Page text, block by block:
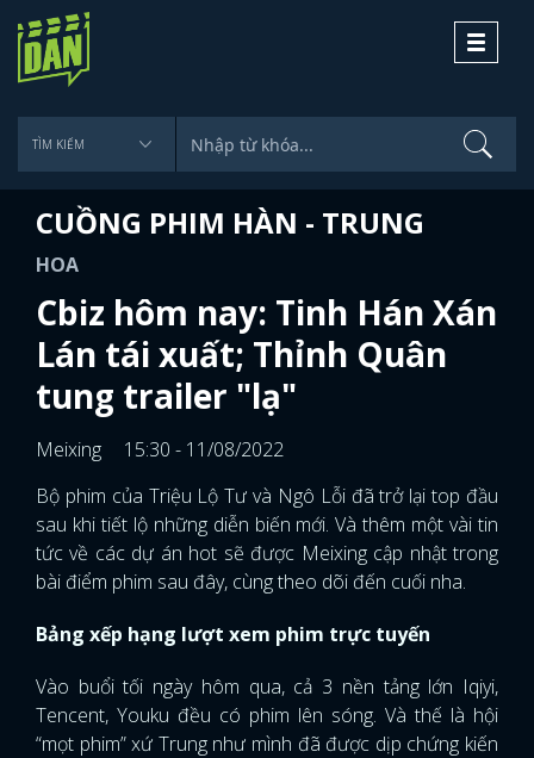
Toggle
CUỒNG PHIM HÀN - TRUNG
HOA
Cbiz hôm nay: Tinh Hán Xán
Lán tái xuất; Thỉnh Quân
tung trailer "lạ"
Meixing
15:30 - 11/08/2022
Bộ phim của Triệu Lộ Tư và Ngô Lỗi đã trở lại top đầu
sau khi tiết lộ những diễn biến mới. Và thêm một vài tin
tức về các dự án hot sẽ được Meixing cập nhật trong
bài điểm phim sau đây, cùng theo dõi đến cuối nha.
Bảng xếp hạng lượt xem phim trực tuyến
Vào buổi tối ngày hôm qua, cả 3 nền tảng lớn Iqiyi,
Tencent, Youku đều có phim lên sóng. Và thế là hội
“mọt phim” xứ Trung như mình đã được dịp chứng kiến